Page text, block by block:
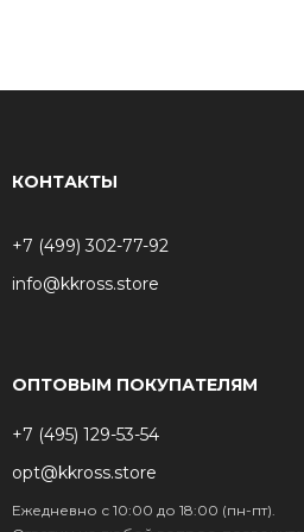
КОНТАКТЫ
+7 (499) 302-77-92
info@kkross.store
ОПТОВЫМ ПОКУПАТЕЛЯМ
+7 (495) 129-53-54
opt@kkross.store
Ежедневно с 10:00 до 18:00 (пн-пт).